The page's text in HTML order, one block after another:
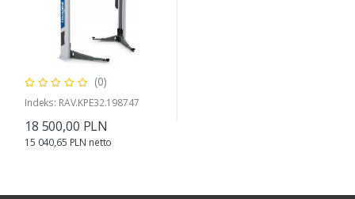
(0)
Indeks: RAV.KPE32.198747
18 500,00 PLN
15 040,65 PLN netto